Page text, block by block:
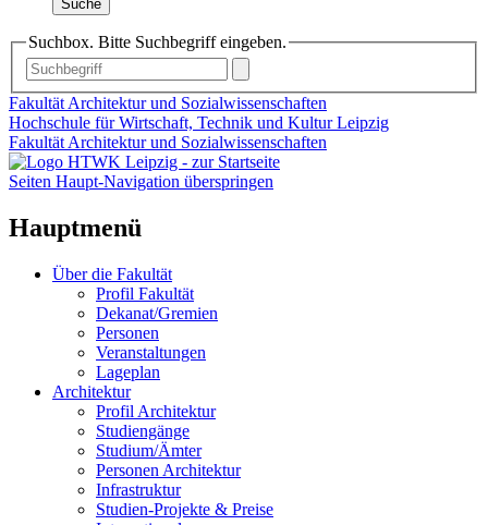
Suche
Suchbox. Bitte Suchbegriff eingeben.
Fakultät Architektur und Sozialwissenschaften
Hochschule für Wirtschaft, Technik und Kultur Leipzig
Fakultät Architektur und Sozialwissenschaften
Seiten Haupt-Navigation überspringen
Hauptmenü
Über die Fakultät
Profil Fakultät
Dekanat/Gremien
Personen
Veranstaltungen
Lageplan
Architektur
Profil Architektur
Studiengänge
Studium/Ämter
Personen Architektur
Infrastruktur
Studien-Projekte & Preise